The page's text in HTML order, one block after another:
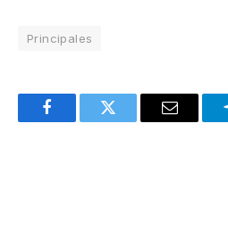
Principales
FacebookTwitter Email